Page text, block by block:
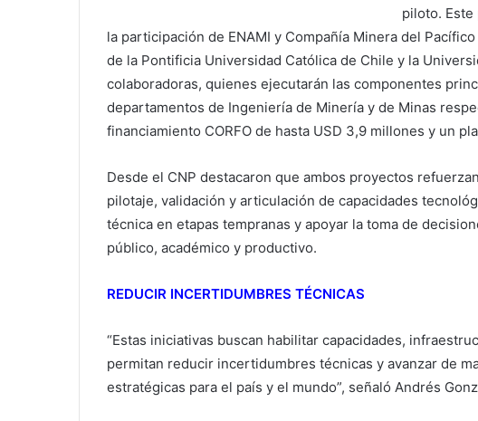
piloto. Este
la participación de ENAMI y Compañía Minera del
de la Pontificia Universidad Católica de Chile y la
colaboradoras, quienes ejecutarán las componentes
departamentos de Ingeniería de Minería y de Minas
financiamiento CORFO de hasta USD 3,9 millones y un
Desde el CNP destacaron que ambos proyectos
pilotaje, validación y articulación de capacidades
técnica en etapas tempranas y apoyar la toma de
público, académico y productivo.
REDUCIR INCERTIDUMBRES TÉCNICAS
“Estas iniciativas buscan habilitar capacidades,
permitan reducir incertidumbres técnicas y avanzar de
estratégicas para el país y el mundo”, señaló Andrés